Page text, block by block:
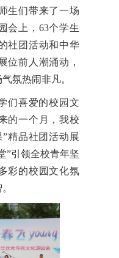
生们带来了一场
会上，63个学生
社团活动和中华
位前人潮涌动，
氛热闹非凡。
们喜爱的校园文
的一个月，我校
精品社团活动展
”引领全校青年坚
彩的校园文化氛